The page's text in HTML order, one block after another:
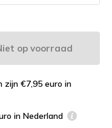
op voorraad
zijn €7,95 euro in
in Nederland